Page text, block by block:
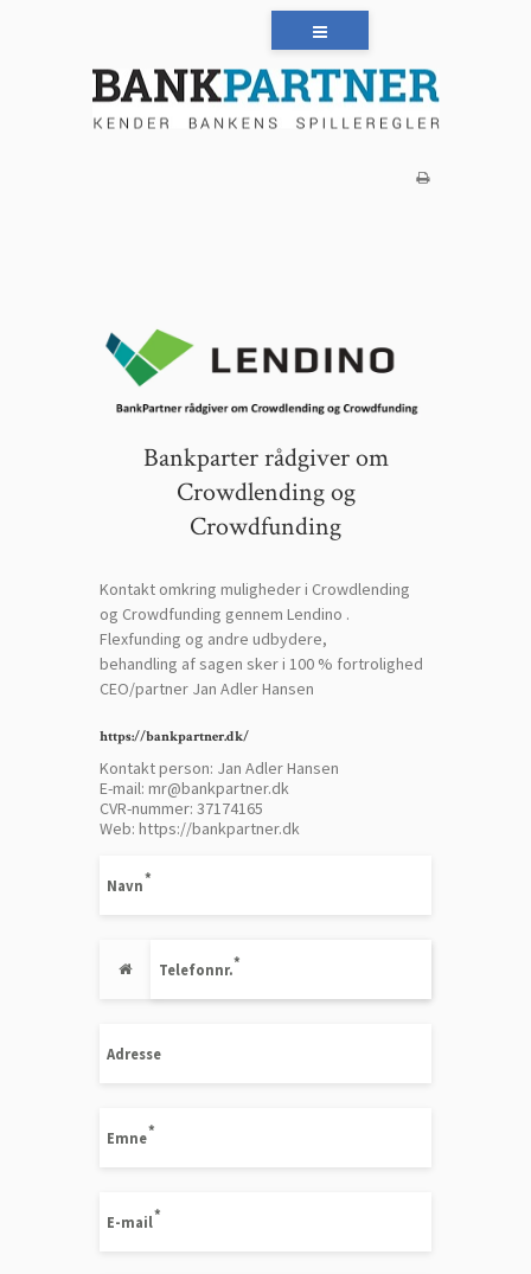
Bankparter rådgiver om
Crowdlending og
Crowdfunding
Kontakt omkring muligheder i Crowdlending
og Crowdfunding gennem Lendino .
Flexfunding og andre udbydere,
behandling af sagen sker i 100 % fortrolighed
CEO/partner Jan Adler Hansen
https://bankpartner.dk/
Kontakt person: Jan Adler Hansen
E-mail: mr@bankpartner.dk
CVR-nummer: 37174165
Web: https://bankpartner.dk
Navn
Telefonnr.
Adresse
Emne
E-mail